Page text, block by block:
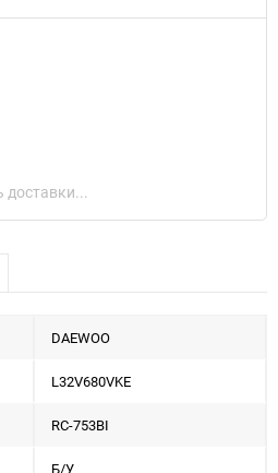
DAEWOO
L32V680VKE
RC-753BI
Б/У